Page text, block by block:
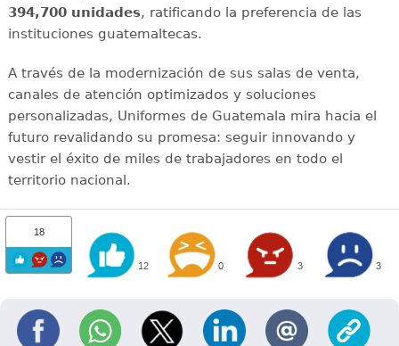
394,700 unidades, ratificando la preferencia de las
instituciones guatemaltecas.
A través de la modernización de sus salas de venta,
canales de atención optimizados y soluciones
personalizadas, Uniformes de Guatemala mira hacia el
futuro revalidando su promesa: seguir innovando y
vestir el éxito de miles de trabajadores en todo el
territorio nacional.
18
12 0 3 3